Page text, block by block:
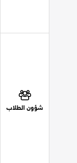
شؤون الطلاب